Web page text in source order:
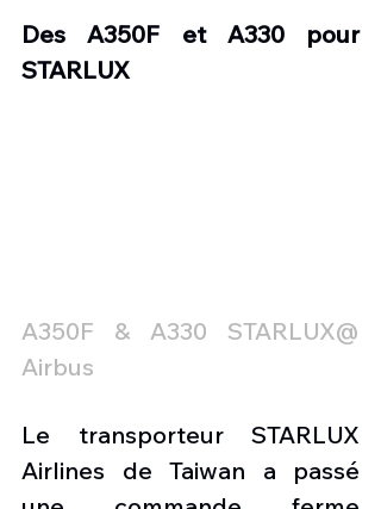
Des A350F et A330 pour
STARLUX
A350F & A330 STARLUX@
Airbus
Le transporteur STARLUX
Airlines de Taiwan a passé